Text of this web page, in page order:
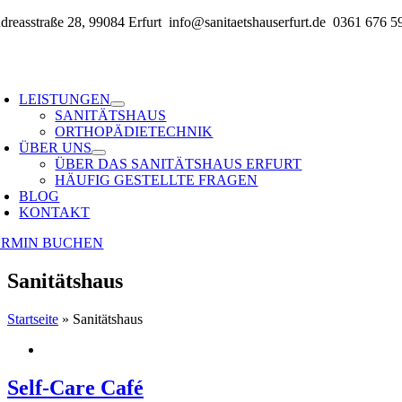
Zum
28, 99084 Erfurtinfo@sanitaetshauserfurt.de0361 676
LEISTUNGEN
SANITÄTSHAUS
ORTHOPÄDIETECHNIK
ÜBER UNS
ÜBER DAS SANITÄTSHAUS ERFURT
HÄUFIG GESTELLTE FRAGEN
BLOG
KONTAKT
BUCHEN
Sanitätshaus
Startseite » Sanitätshaus
Self-Care Café